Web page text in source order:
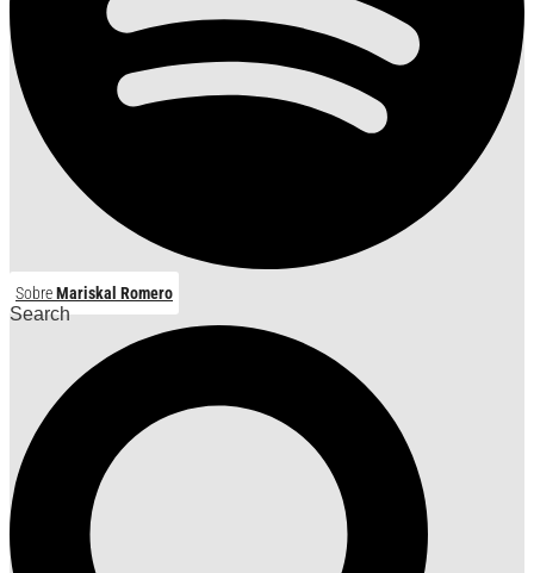
SobreMariskal Romero
Search